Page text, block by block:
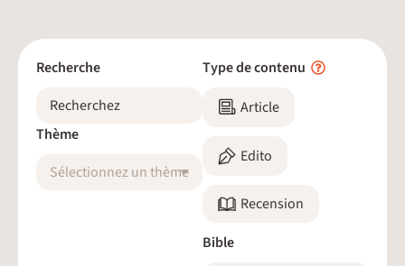
Recherche
Thème
Sélectionnez un thème
Type de contenu
Article
Edito
Recension
Bible